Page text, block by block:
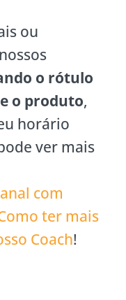
ou
o rótulo
o produto,
horário
ver mais
com
ter mais
Coach!